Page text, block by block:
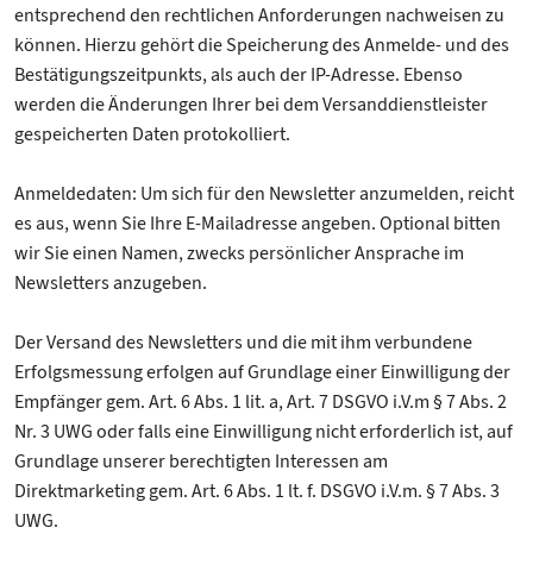
entsprechend den rechtlichen Anforderungen nachweisen zu
können. Hierzu gehört die Speicherung des Anmelde- und des
Bestätigungszeitpunkts, als auch der IP-Adresse. Ebenso
werden die Änderungen Ihrer bei dem Versanddienstleister
gespeicherten Daten protokolliert.
Anmeldedaten: Um sich für den Newsletter anzumelden, reicht
es aus, wenn Sie Ihre E-Mailadresse angeben. Optional bitten
wir Sie einen Namen, zwecks persönlicher Ansprache im
Newsletters anzugeben.
Der Versand des Newsletters und die mit ihm verbundene
Erfolgsmessung erfolgen auf Grundlage einer Einwilligung der
Empfänger gem. Art. 6 Abs. 1 lit. a, Art. 7 DSGVO i.V.m § 7 Abs. 2
Nr. 3 UWG oder falls eine Einwilligung nicht erforderlich ist, auf
Grundlage unserer berechtigten Interessen am
Direktmarketing gem. Art. 6 Abs. 1 lt. f. DSGVO i.V.m. § 7 Abs. 3
UWG.